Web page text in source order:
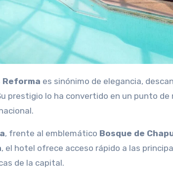
Reforma es sinónimo de elegancia,
prestigio lo ha convertido en un punto de
, frente al emblemático Bosque de
, el hotel ofrece acceso rápido a las
de la capital.